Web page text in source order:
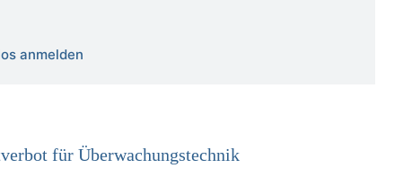
anmelden
für Überwachungstechnik